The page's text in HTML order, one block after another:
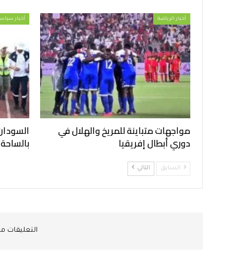
أخبار الرياضة
مواجهات متباينة للمريخ والهلال في
دوري أبطال إفريقيا
أخبار
السابق التالي
التعليقات